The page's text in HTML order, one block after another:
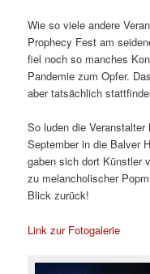
Wie so viele andere
Prophecy Fest am
fiel noch so manches
Pandemie zum Opfer.
aber tatsächlich
So luden die
September in die Balver
gaben sich dort Künstler
zu melancholischer
Blick zurück!
Link zur Fotogalerie